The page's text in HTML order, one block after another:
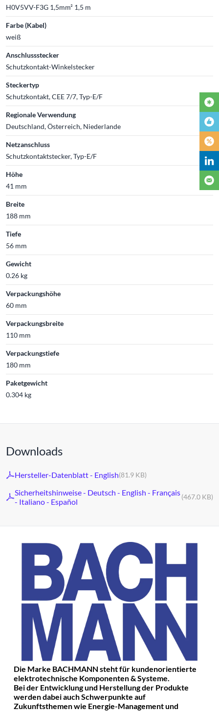
H0V5VV-F3G 1,5mm² 1,5 m
Farbe (Kabel)
weiß
Anschlussstecker
Schutzkontakt-Winkelstecker
Steckertyp
Schutzkontakt, CEE 7/7, Typ-E/F
Regionale Verwendung
Deutschland, Österreich, Niederlande
Netzanschluss
Schutzkontaktstecker, Typ-E/F
Höhe
41 mm
Breite
188 mm
Tiefe
56 mm
Gewicht
0.26 kg
Verpackungshöhe
60 mm
Verpackungsbreite
110 mm
Verpackungstiefe
180 mm
Paketgewicht
0.304 kg
Downloads
Hersteller-Datenblatt - English(81.9 KB)
Sicherheitshinweise - Deutsch - English - Français
- Italiano - Español
(467.0 KB)
Die Marke BACHMANN steht für kundenorientierte
elektrotechnische Komponenten & Systeme.
Bei der Entwicklung und Herstellung der Produkte
werden dabei auch Schwerpunkte auf
Zukunftsthemen wie Energie-Management und